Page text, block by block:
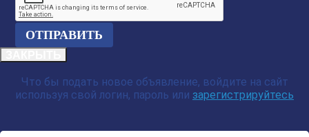
Что бы подать новое объявление, войдите на сайт
используя свой логин, пароль или зарегистрируйтесь